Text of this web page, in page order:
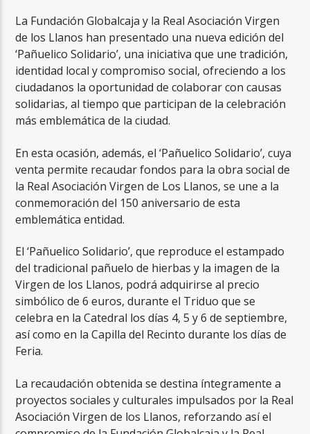
La Fundación Globalcaja y la Real Asociación Virgen
de los Llanos han presentado una nueva edición del
‘Pañuelico Solidario’, una iniciativa que une tradición,
identidad local y compromiso social, ofreciendo a los
ciudadanos la oportunidad de colaborar con causas
solidarias, al tiempo que participan de la celebración
más emblemática de la ciudad.
En esta ocasión, además, el ‘Pañuelico Solidario’, cuya
venta permite recaudar fondos para la obra social de
la Real Asociación Virgen de Los Llanos, se une a la
conmemoración del 150 aniversario de esta
emblemática entidad.
El ‘Pañuelico Solidario’, que reproduce el estampado
del tradicional pañuelo de hierbas y la imagen de la
Virgen de los Llanos, podrá adquirirse al precio
simbólico de 6 euros, durante el Triduo que se
celebra en la Catedral los días 4, 5 y 6 de septiembre,
así como en la Capilla del Recinto durante los días de
Feria.
La recaudación obtenida se destina íntegramente a
proyectos sociales y culturales impulsados por la Real
Asociación Virgen de los Llanos, reforzando así el